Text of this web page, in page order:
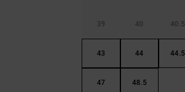
39 40 40.5
43 44 44.5
47 48.5